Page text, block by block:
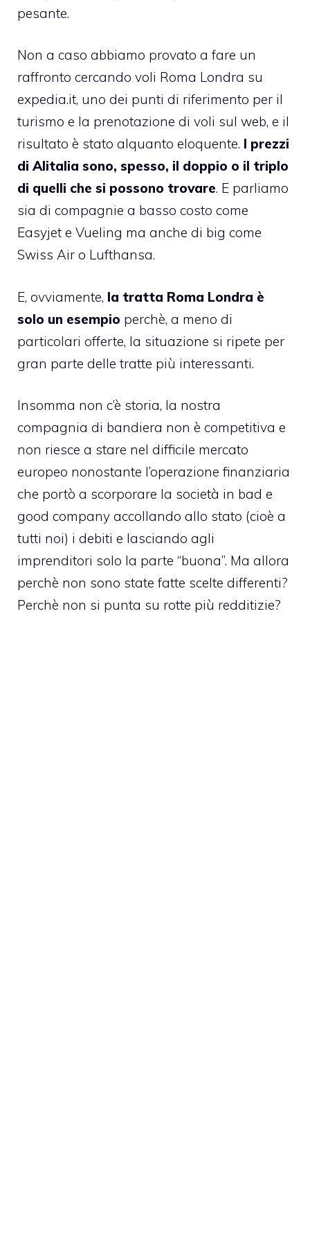
pesante.
Non a caso abbiamo provato a fare un
raffronto cercando voli Roma Londra su
expedia.it, uno dei punti di riferimento per il
turismo e la prenotazione di voli sul web, e il
risultato è stato alquanto eloquente. I prezzi
di Alitalia sono, spesso, il doppio o il triplo
di quelli che si possono trovare. E parliamo
sia di compagnie a basso costo come
Easyjet e Vueling ma anche di big come
Swiss Air o Lufthansa.
E, ovviamente, la tratta Roma Londra è
solo un esempio perchè, a meno di
particolari offerte, la situazione si ripete per
gran parte delle tratte più interessanti.
Insomma non c’è storia, la nostra
compagnia di bandiera non è competitiva e
non riesce a stare nel difficile mercato
europeo nonostante l’operazione finanziaria
che portò a scorporare la società in bad e
good company accollando allo stato (cioè a
tutti noi) i debiti e lasciando agli
imprenditori solo la parte “buona”. Ma allora
perchè non sono state fatte scelte differenti?
Perchè non si punta su rotte più redditizie?